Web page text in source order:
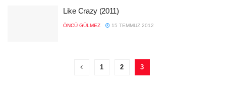
Like Crazy (2011)
ÖNCÜ GÜLMEZ 15 TEMMUZ 2012
1 2 3